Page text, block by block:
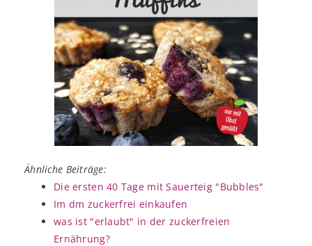
Ähnliche Beiträge:
Die ersten 40 Tage mit Sauerteig "Bubbles"
Im dm zuckerfrei einkaufen
was ist "erlaubt" in der zuckerfreien
Ernährung?